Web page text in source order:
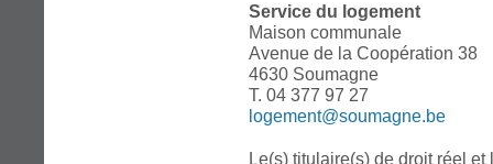
Service du logement
Maison communale
Avenue de la Coopération 38
4630 Soumagne
T. 04 377 97 27
logement@soumagne.be
Le(s) titulaire(s) de droit réel